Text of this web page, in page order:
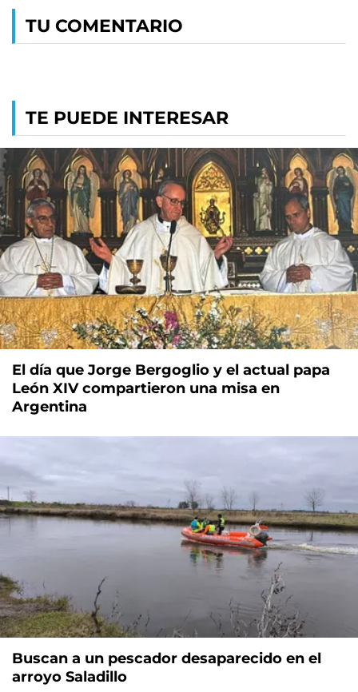
TU COMENTARIO
TE PUEDE INTERESAR
El día que Jorge Bergoglio y el actual papa
León XIV compartieron una misa en
Argentina
Buscan a un pescador desaparecido en el
arroyo Saladillo